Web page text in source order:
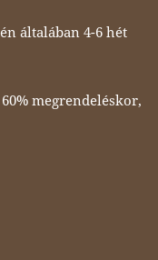
általában 4-6 hét
megrendeléskor,